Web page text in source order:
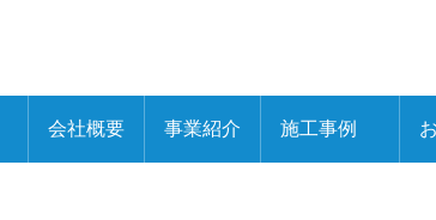
会社概要 事業紹介 施工事例